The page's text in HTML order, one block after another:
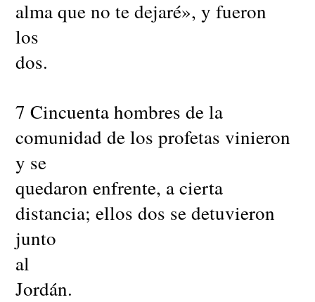
alma que no te dejaré», y fueron
los
dos.
7 Cincuenta hombres de la
comunidad de los profetas vinieron
y se
quedaron enfrente, a cierta
distancia; ellos dos se detuvieron
junto
al
Jordán.